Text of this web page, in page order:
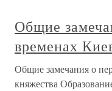
Общие
временах
Общие замечания о
княжества